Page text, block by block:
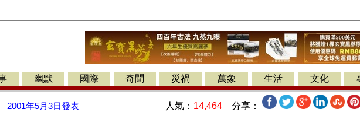
幽默 國際 奇聞 災禍 萬象 生活 文化
2001年5月3日發表 人氣： 14,464 分享：